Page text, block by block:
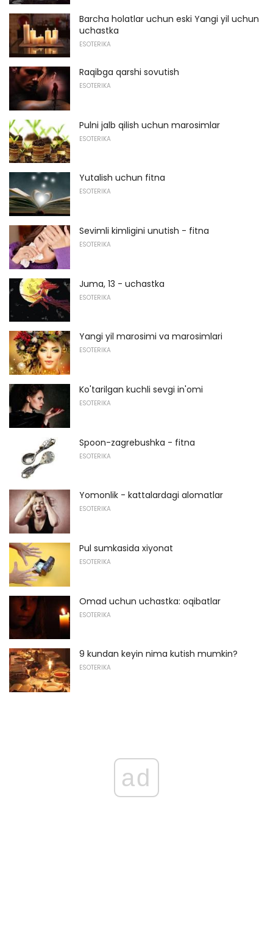
Barcha holatlar uchun eski Yangi yil uchun
uchastka
ESOTERIKA
Raqibga qarshi sovutish
ESOTERIKA
Pulni jalb qilish uchun marosimlar
ESOTERIKA
Yutalish uchun fitna
ESOTERIKA
Sevimli kimligini unutish - fitna
ESOTERIKA
Juma, 13 - uchastka
ESOTERIKA
Yangi yil marosimi va marosimlari
ESOTERIKA
Ko'tarilgan kuchli sevgi in'omi
ESOTERIKA
Spoon-zagrebushka - fitna
ESOTERIKA
Yomonlik - kattalardagi alomatlar
ESOTERIKA
Pul sumkasida xiyonat
ESOTERIKA
Omad uchun uchastka: oqibatlar
ESOTERIKA
9 kundan keyin nima kutish mumkin?
ESOTERIKA
ad